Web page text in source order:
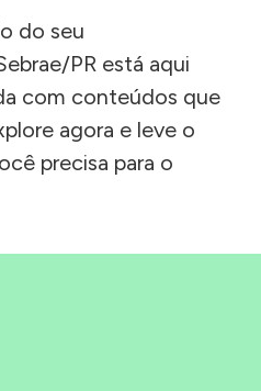
do seu
PR está aqui
com conteúdos que
agora e leve o
precisa para o